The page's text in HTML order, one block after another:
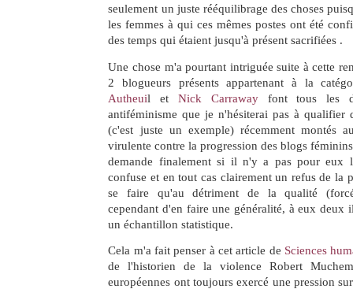
seulement un juste rééquilibrage des choses
les femmes à qui ces mêmes postes ont été
des temps qui étaient jusqu'à présent sacrifiées .
Une chose m'a pourtant intriguée suite à cette
2 blogueurs présents appartenant à la
Autheuil et Nick Carrawayfont tous les
antiféminisme que je n'hésiterai pas à qualifier
(c'est juste un exemple) récemment montés
virulente contre la progression des blogs
demande finalement si il n'y a pas pour eux
confuse et en tout cas clairement un refus de la
se faire qu'au détriment de la qualité
cependant d'en faire une généralité, à eux deux
un échantillon statistique.
Cela m'a fait penser à cet article de Sciences
de l'historien de la violence Robert
européennes ont toujours exercé une pression